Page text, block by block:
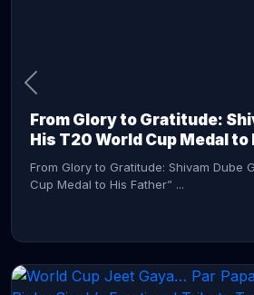
From Glory to Gratitude:
His T20 World Cup Medal to
From Glory to Gratitude: Shivam Dube
Cup Medal to His Father” ...